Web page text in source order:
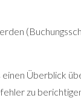
Überblick
zu